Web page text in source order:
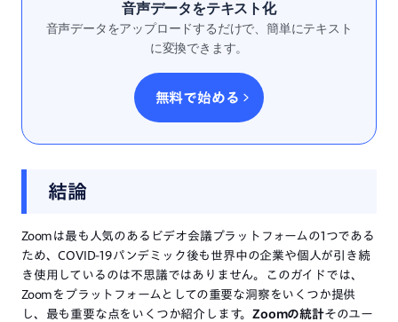
音声データをテキスト化
音声データをアップロードするだけで、簡単にテキスト
に変換できます。
無料で始める
結論
Zoomは最も人気のあるビデオ会議プラットフォームの1つである
ため、COVID-19パンデミック後も世界中の企業や個人が引き続
き使用しているのは不思議ではありません。このガイドでは、
Zoomをプラットフォームとしての重要な洞察をいくつか提供
し、最も重要な点をいくつか紹介します。Zoomの統計そのユー